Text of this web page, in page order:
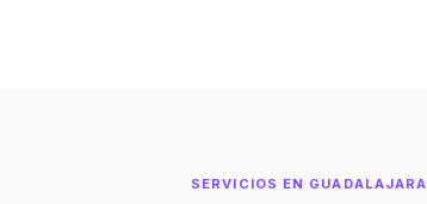
SERVICIOS EN GUADALAJARA